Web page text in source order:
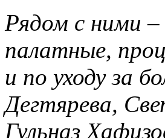
Рядом с ними
палатные,
и по уходу за
Дегтярева,
Гульназ